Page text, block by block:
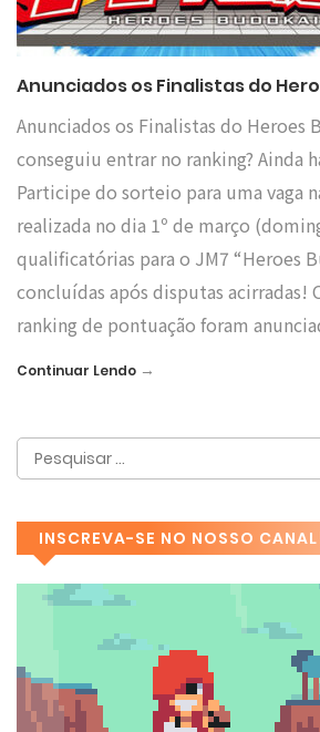
Anunciados os Finalistas do
Anunciados os Finalistas do Heroes
conseguiu entrar no ranking? Ainda
Participe do sorteio para uma vaga
realizada no dia 1º de março
qualificatórias para o JM7 “Heroes
concluídas após disputas acirradas!
ranking de pontuação foram
Continuar Lendo →
INSCREVA-SE NO NOSSO